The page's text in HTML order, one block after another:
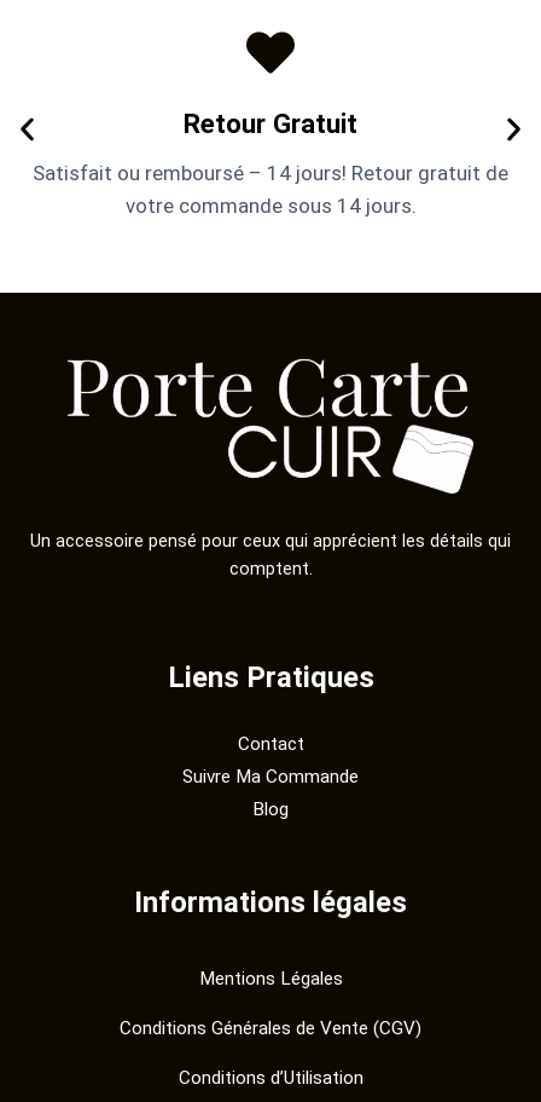
Retour Gratuit
Satisfait ou remboursé – 14 jours! Retour gratuit de
votre commande sous 14 jours.
Un accessoire pensé pour ceux qui apprécient les détails qui
comptent.
Liens Pratiques
Contact
Suivre Ma Commande
Blog
Informations légales
Mentions Légales
Conditions Générales de Vente (CGV)
Conditions d’Utilisation